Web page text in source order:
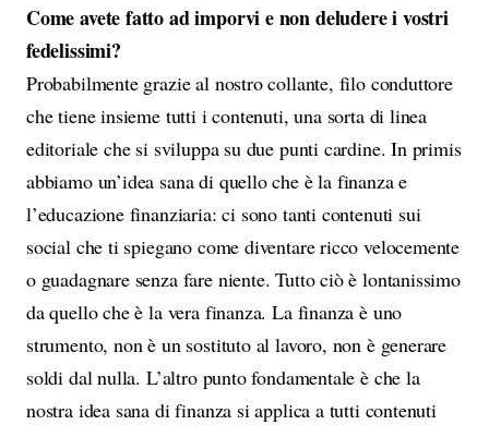
Come avete fatto ad imporvi e non deludere i vostri
fedelissimi?
Probabilmente grazie al nostro collante, filo conduttore
che tiene insieme tutti i contenuti, una sorta di linea
editoriale che si sviluppa su due punti cardine. In primis
abbiamo un’idea sana di quello che è la finanza e
l’educazione finanziaria: ci sono tanti contenuti sui
social che ti spiegano come diventare ricco velocemente
o guadagnare senza fare niente. Tutto ciò è lontanissimo
da quello che è la vera finanza. La finanza è uno
strumento, non è un sostituto al lavoro, non è generare
soldi dal nulla. L’altro punto fondamentale è che la
nostra idea sana di finanza si applica a tutti contenuti